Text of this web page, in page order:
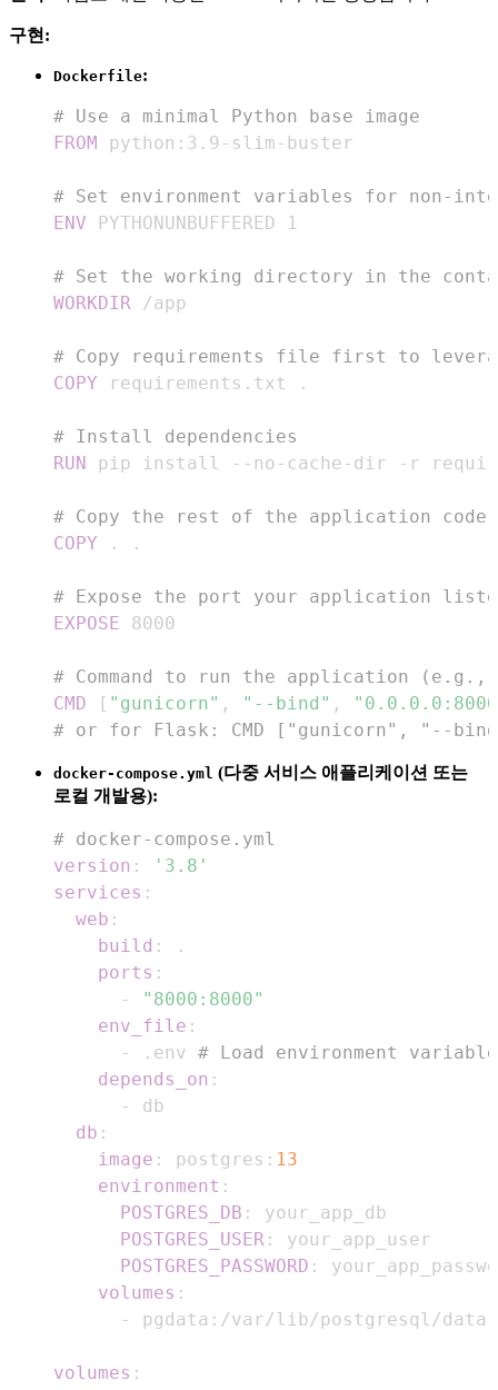
구현:
Dockerfile:
# Use a minimal Python base image
FROM python:3.9-slim-buster
# Set environment variables for non-
ENV PYTHONUNBUFFERED 1
# Set the working directory in the
WORKDIR /app
# Copy requirements file first to
COPY requirements.txt .
# Install dependencies
RUN pip install --no-cache-dir -r
# Copy the rest of the application code
COPY . .
# Expose the port your application
EXPOSE 8000
# Command to run the application
CMD [ "gunicorn" , "--bind" ,
# or for Flask: CMD ["gunicorn", "--
docker-compose.yml (다중 서비스 애플리케이션 또는
로컬 개발용):
# docker-compose.yml
version :
'3.8'
services :
web :
build :
ports :
-
"8000:8000"
env_file :
-
.env # Load environment
depends_on :
-
db :
image : postgres : 13
environment :
POSTGRES_DB :
POSTGRES_USER :
POSTGRES_PASSWORD :
volumes :
-
pgdata : /var/lib/postgresql/data
volumes :